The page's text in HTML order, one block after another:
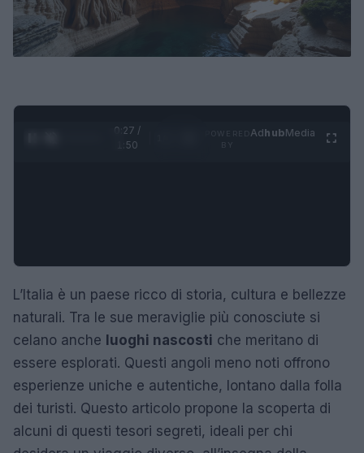
0:28 /
1:50
AdhubMedia
L’Italia è un paese ricco di storia, cultura e bellezze
naturali. Tra le sue meraviglie più conosciute si
celano anche luoghi nascosti che meritano di
essere esplorati. Questi angoli meno noti offrono
esperienze uniche e autentiche, lontano dalla folla
dei turisti. Questo articolo propone la scoperta di
alcuni di questi tesori segreti, ideali per chi